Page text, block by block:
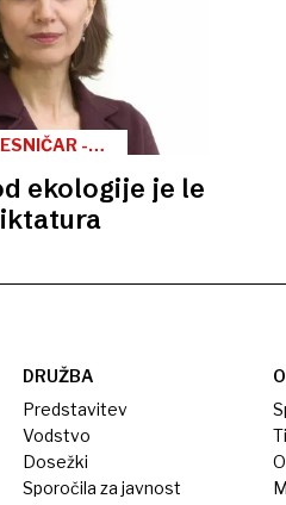
-
ekologije je le
DRUŽBA
Predstavitev
Vodstvo
Dosežki
Sporočila za javnost